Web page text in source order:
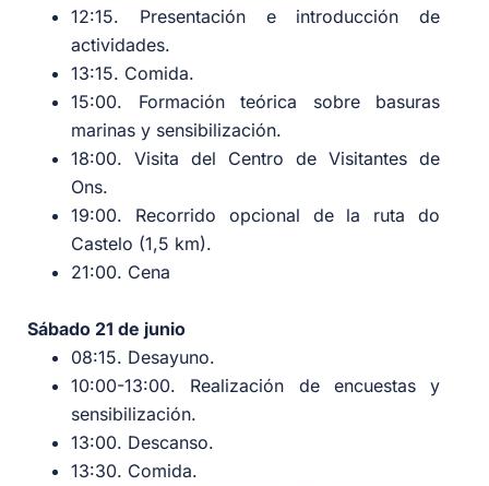
12:15. Presentación e introducción de
actividades.
13:15. Comida.
15:00. Formación teórica sobre basuras
marinas y sensibilización.
18:00. Visita del Centro de Visitantes de
Ons.
19:00. Recorrido opcional de la ruta do
Castelo (1,5 km).
21:00. Cena
Sábado 21 de junio
08:15. Desayuno.
10:00-13:00. Realización de encuestas y
sensibilización.
13:00. Descanso.
13:30. Comida.